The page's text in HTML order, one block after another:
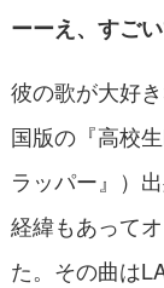
ーーえ、すご
彼の歌が大好
国版の『高校
ラッパー』）
経緯もあって
た。その曲は